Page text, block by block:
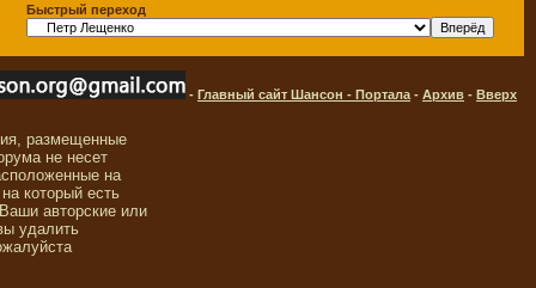
Быстрый переход
- Главный сайт Шансон - Портала - Архив - Вверх
размещенные
не несет
на
который есть
авторские или
удалить